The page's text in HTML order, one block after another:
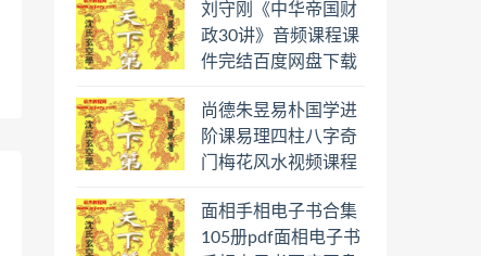
盘下载学习
刘守刚《中华帝国财
政30讲》音频课程课
件完结百度网盘下载
尚德朱昱易朴国学进
阶课易理四柱八字奇
门梅花风水视频课程
学习
面相手相电子书合集
105册pdf面相电子书